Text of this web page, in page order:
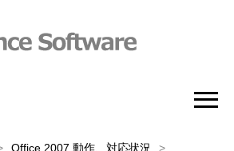
Office 2007 動作、対応状況